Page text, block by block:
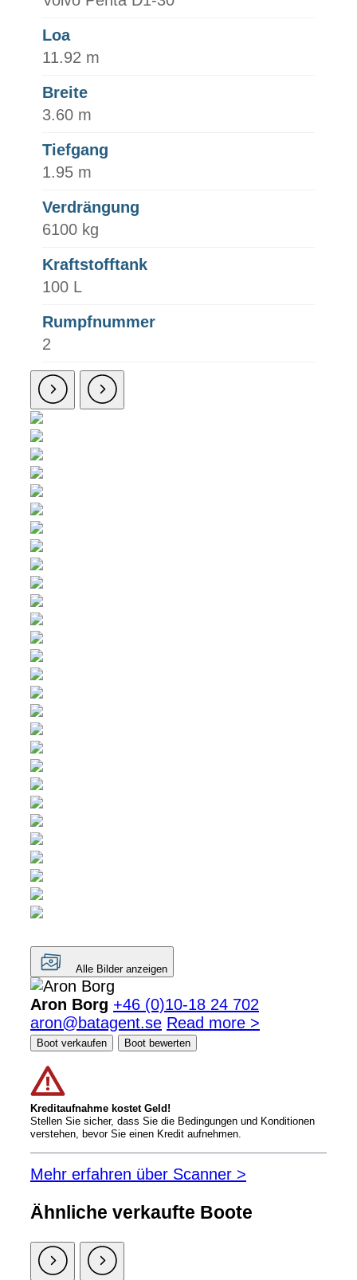
Loa
11.92 m
Breite
3.60 m
Tiefgang
1.95 m
Verdrängung
6100 kg
Kraftstofftank
100 L
Rumpfnummer
2
Alle Bilder anzeigen
Aron Borg +46 (0)10-18 24 702
aron@batagent.se Read more >
Boot verkaufen Boot bewerten
Kreditaufnahme kostet Geld!
Stellen Sie sicher, dass Sie die Bedingungen und Konditionen
verstehen, bevor Sie einen Kredit aufnehmen.
Mehr erfahren über Scanner >
Ähnliche verkaufte Boote